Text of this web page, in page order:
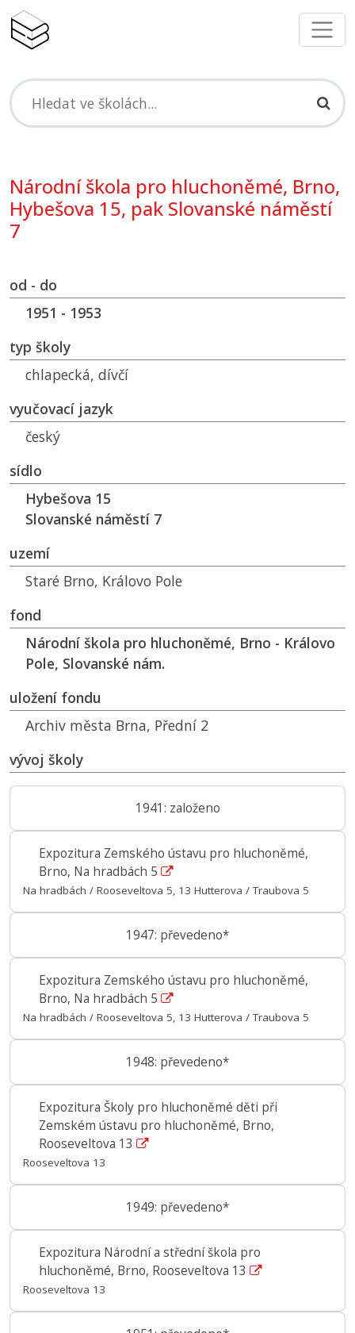
Národní škola pro hluchoněmé, Brno,
Hybešova 15, pak Slovanské náměstí
7
od - do
1951 - 1953
typ školy
chlapecká, dívčí
vyučovací jazyk
český
sídlo
Hybešova 15
Slovanské náměstí 7
uzemí
Staré Brno, Královo Pole
fond
Národní škola pro hluchoněmé, Brno - Královo
Pole, Slovanské nám.
uložení fondu
Archiv města Brna, Přední 2
vývoj školy
1941: založeno
Expozitura Zemského ústavu pro hluchoněmé,
Brno, Na hradbách 5
Na hradbách / Rooseveltova 5, 13 Hutterova / Traubova 5
1947: převedeno*
Expozitura Zemského ústavu pro hluchoněmé,
Brno, Na hradbách 5
Na hradbách / Rooseveltova 5, 13 Hutterova / Traubova 5
1948: převedeno*
Expozitura Školy pro hluchoněmé děti při
Zemském ústavu pro hluchoněmé, Brno,
Rooseveltova 13
Rooseveltova 13
1949: převedeno*
Expozitura Národní a střední škola pro
hluchoněmé, Brno, Rooseveltova 13
Rooseveltova 13